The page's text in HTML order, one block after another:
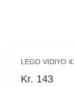
LEGO VIDIYO
Kr. 143